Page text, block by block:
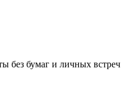
без бумаг и личных встреч